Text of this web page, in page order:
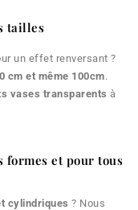
tailles
un effet renversant ?
cm et même 100cm.
vases transparents à
formes et pour tous
cylindriques ? Nous